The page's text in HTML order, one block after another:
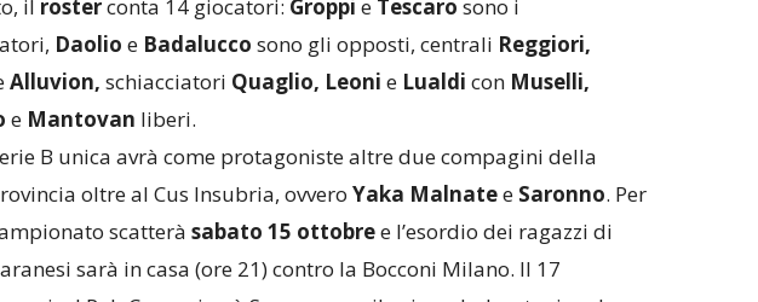
il rosterconta 14 giocatori: Groppi e Tescaro sono i
Daolio e Badalucco sono gli opposti, centrali Reggiori,
Alluvion, schiacciatori Quaglio, Leoni e Lualdi con Muselli,
e Mantovan liberi.
B unica avrà come protagoniste altre due compagini della
oltre al Cus Insubria, ovvero Yaka MalnateeSaronno. Per
scatterà sabato 15 ottobree l’esordio dei ragazzi di
sarà in casa (ore 21) contro la Bocconi Milano. Il 17